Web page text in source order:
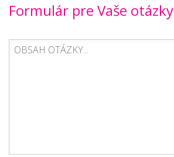
Formulár pre Vaše otázky